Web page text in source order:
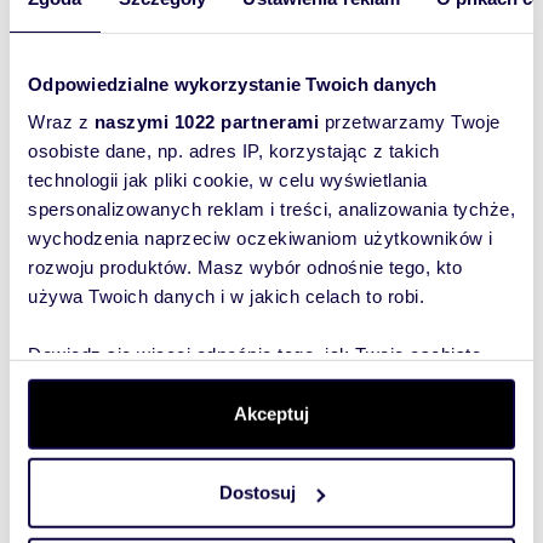
Odpowiedzialne wykorzystanie Twoich danych
Wraz z naszymi 1022 partnerami przetwarzamy Twoje
osobiste dane, np. adres IP, korzystając z takich
technologii jak pliki cookie, w celu wyświetlania
spersonalizowanych reklam i treści, analizowania tychże,
wychodzenia naprzeciw oczekiwaniom użytkowników i
rozwoju produktów. Masz wybór odnośnie tego, kto
używa Twoich danych i w jakich celach to robi.
Dowiedz się więcej odnośnie tego, jak Twoje osobiste
dane są przetwarzane oraz ustaw własne preferencje w
. W Deklaracji plików cookie możesz
zmienić lub wycofać swoją zgodę w dowolnej chwili.
Wykorzystujemy pliki cookie do spersonalizowania treści
i reklam, aby oferować funkcje społecznościowe i
Akceptuj
Dostosuj
4 97,44 m
1 070 000
zł
4 94,08 m2
1 060 000
zł
94,49 m
1 060 000
zł
4 94,38 m
4 94,67 m